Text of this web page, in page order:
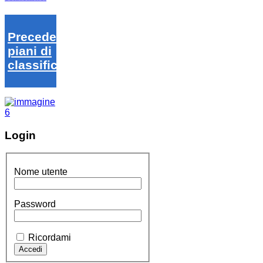
Precedenti
piani di
classifica
Login
Nome utente
Password
Ricordami